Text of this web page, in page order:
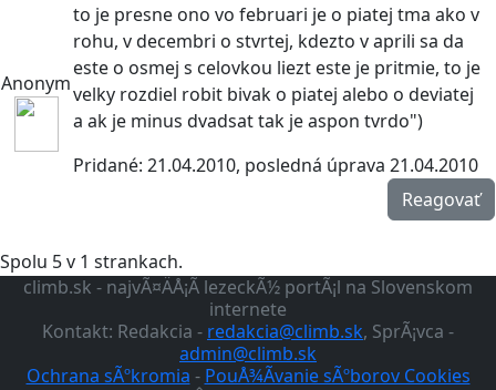
Anonym
to je presne ono vo februari je o piatej tma ako v
rohu, v decembri o stvrtej, kdezto v aprili sa da
este o osmej s celovkou liezt este je pritmie, to je
velky rozdiel robit bivak o piatej alebo o deviatej
a ak je minus dvadsat tak je aspon tvrdo")
Pridané: 21.04.2010, posledná úprava 21.04.2010
Reagovať
Spolu 5 v 1 strankach.
climb.sk - najvÃ¤ÄÅ¡Ã­ lezeckÃ½ portÃ¡l na Slovenskom
internete
Kontakt: Redakcia - redakcia@climb.sk, SprÃ¡vca -
admin@climb.sk
Ochrana sÃºkromia - PouÅ¾Ã­vanie sÃºborov Cookies